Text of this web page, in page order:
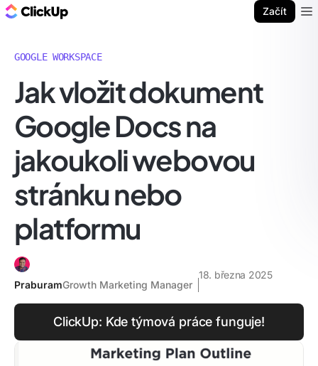
Začít
GOOGLE WORKSPACE
Jak vložit dokument
Google Docs na
jakoukoli webovou
stránku nebo
platformu
PraburamGrowth Marketing Manager
18. března 2025
ClickUp: Kde týmová práce funguje!